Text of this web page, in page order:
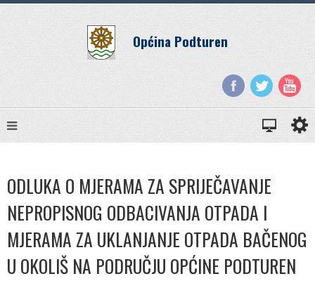
Općina Podturen
ODLUKA O MJERAMA ZA SPRIJEČAVANJE
NEPROPISNOG ODBACIVANJA OTPADA I
MJERAMA ZA UKLANJANJE OTPADA BAČENOG
U OKOLIŠ NA PODRUČJU OPĆINE PODTUREN